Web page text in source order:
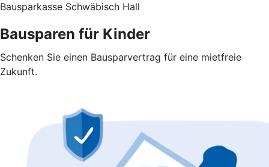
Bausparkasse Schwäbisch Hall
Bausparen für Kinder
Schenken Sie einen Bausparvertrag für eine mietfreie
Zukunft.